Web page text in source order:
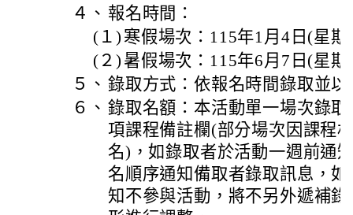
４、 報名時間：
(１) 寒假場次：115年1月4日(星
(２) 暑假場次：115年6月7日(星
５、 錄取方式：依報名時間錄取並
６、 錄取名額：本活動單一場次錄
項課程備註欄(部分場次因課程
名)，如錄取者於活動一週前通
名順序通知備取者錄取訊息，
知不參與活動，將不另外遞補